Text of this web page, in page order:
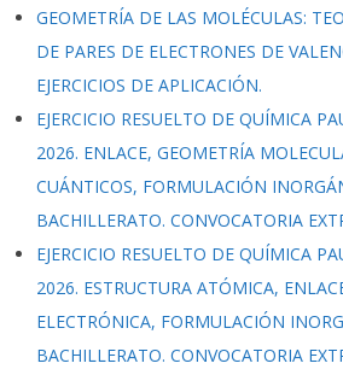
GEOMETRÍA DE LAS MOLÉCULAS:
DE PARES DE ELECTRONES DE
EJERCICIOS DE APLICACIÓN.
EJERCICIO RESUELTO DE QUÍMICA
2026. ENLACE, GEOMETRÍA
CUÁNTICOS, FORMULACIÓN
BACHILLERATO. CONVOCATORIA
EJERCICIO RESUELTO DE QUÍMICA
2026. ESTRUCTURA ATÓMICA,
ELECTRÓNICA, FORMULACIÓN
BACHILLERATO. CONVOCATORIA